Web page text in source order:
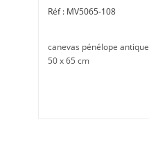
MV5065-108
canevas pénélope antique
50 x 65 cm